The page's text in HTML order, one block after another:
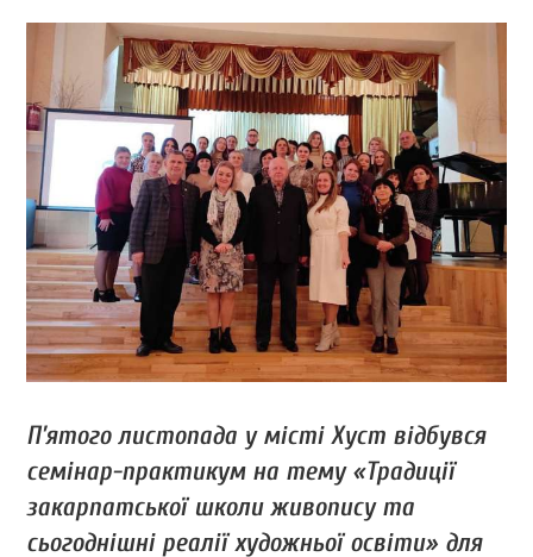
П’ятого листопада у місті Хуст відбувся
семінар-практикум на тему «Традиції
закарпатської школи живопису та
сьогоднішні реалії художньої освіти» для